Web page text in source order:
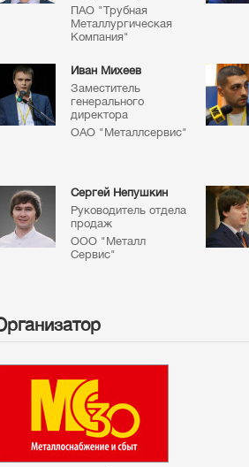
ПАО "Трубная
Металлургическая
Компания"
Иван Михеев
Заместитель
генерального
директора
ОАО "Металлсервис"
Сергей Непушкин
Руководитель отдела
продаж
ООО "Металл
Сервис"